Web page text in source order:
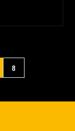
8